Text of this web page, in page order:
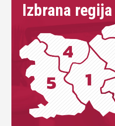
Izbrana regija